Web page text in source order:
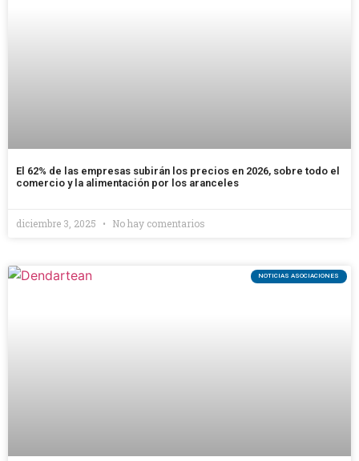
El 62% de las empresas subirán los precios en 2026, sobre todo el
comercio y la alimentación por los aranceles
diciembre 3, 2025 No hay comentarios
NOTICIAS ASOCIACIONES